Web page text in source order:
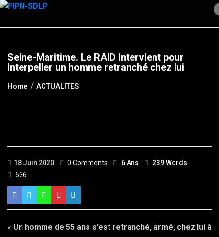
Skip
content
Seine-Maritime. Le RAID intervient pour
interpeller un homme retranché chez lui
Home ACTUALITES
18 Juin 2020 0 Comments 6 Ans
239 Words
536
« Un homme de 55 ans s’est retranché, armé, chez lui à